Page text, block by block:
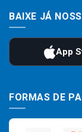
BAIXE JÁ
FORMAS DE